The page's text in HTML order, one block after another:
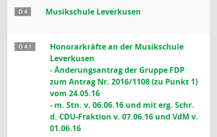
Ö 4 Musikschule Leverkusen
Ö 4.1
Honorarkräfte an der Musikschule
Leverkusen
- Änderungsantrag der Gruppe FDP
zum Antrag Nr. 2016/1108 (zu Punkt 1)
vom 24.05.16
- m. Stn. v. 06.06.16 und mit erg. Schr.
d. CDU-Fraktion v. 07.06.16 und VdM v.
01.06.16